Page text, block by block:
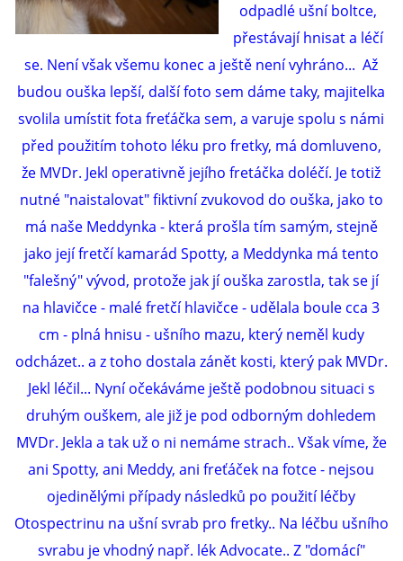
294 25 Katusice
602 692 130
info@fretkyboleslav.cz
© 2026 eStránky.cz |RSS|WebSlice |Tisk |Aktualizováno: 1. 8. 2026
odpadlé ušní boltce,
přestávají hnisat a léčí
se. Není však všemu konec a ještě není vyhráno... Až
budou ouška lepší, další foto sem dáme taky, majitelka
svolila umístit fota freťáčka sem, a varuje spolu s námi
před použitím tohoto léku pro fretky, má domluveno,
že MVDr. Jekl operativně jejího fretáčka doléčí. Je totiž
nutné "naistalovat" fiktivní zvukovod do ouška, jako to
má naše Meddynka - která prošla tím samým, stejně
jako její fretčí kamarád Spotty, a Meddynka má tento
"falešný" vývod, protože jak jí ouška zarostla, tak se jí
na hlavičce - malé fretčí hlavičce - udělala boule cca 3
cm - plná hnisu - ušního mazu, který neměl kudy
odcházet.. a z toho dostala zánět kosti, který pak MVDr.
Jekl léčil... Nyní očekáváme ještě podobnou situaci s
druhým ouškem, ale již je pod odborným dohledem
MVDr. Jekla a tak už o ni nemáme strach.. Však víme, že
ani Spotty, ani Meddy, ani freťáček na fotce - nejsou
ojedinělými případy následků po použití léčby
Otospectrinu na ušní svrab pro fretky.. Na léčbu ušního
svrabu je vhodný např. lék Advocate.. Z "domácí"